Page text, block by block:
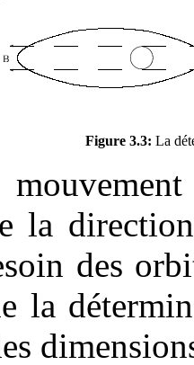
Figure 3.3: La
la
des
la